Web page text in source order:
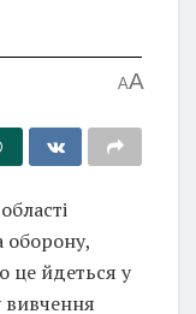
AA
оборону,
це йдеться у
вивчення